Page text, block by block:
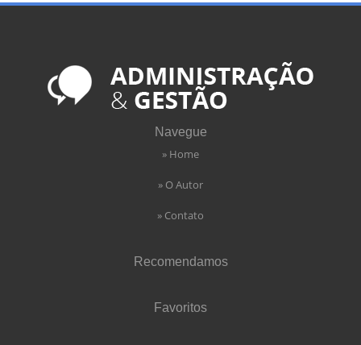
Navegue
» Home
» O Autor
» Contato
Recomendamos
Favoritos